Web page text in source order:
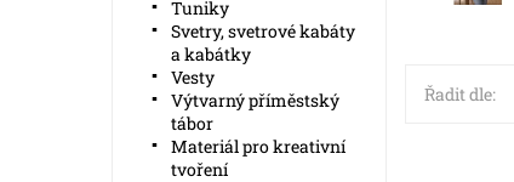
Řadit dle:
Tuniky
Svetry, svetrové kabáty
a kabátky
Vesty
Výtvarný příměstský
tábor
Materiál pro kreativní
tvoření